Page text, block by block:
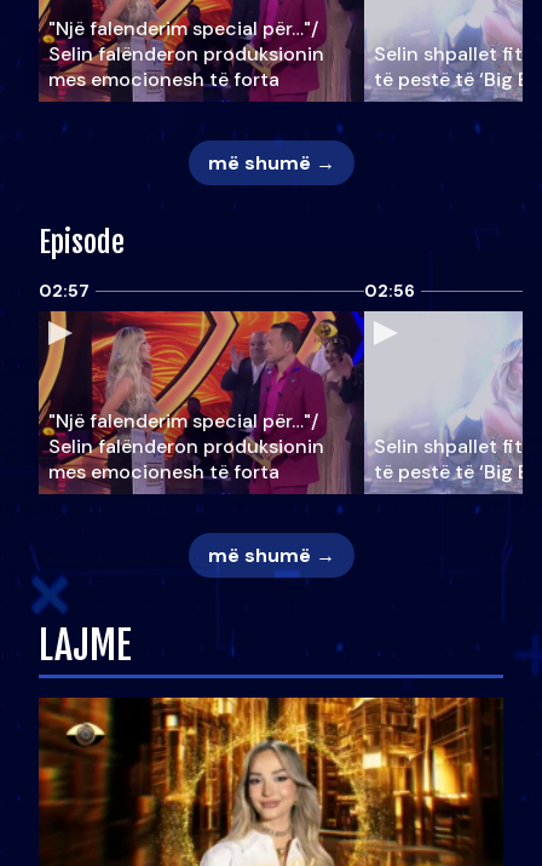
"Një falenderim special për…"/
Selin falënderon produksionin
mes emocionesh të forta
Selin shpallet
të pestë të ‘Big
më shumë →
Episode
02:57
"Një falenderim special për…"/
Selin falënderon produksionin
mes emocionesh të forta
02:56
Selin shpallet
të pestë të ‘Big
më shumë →
LAJME